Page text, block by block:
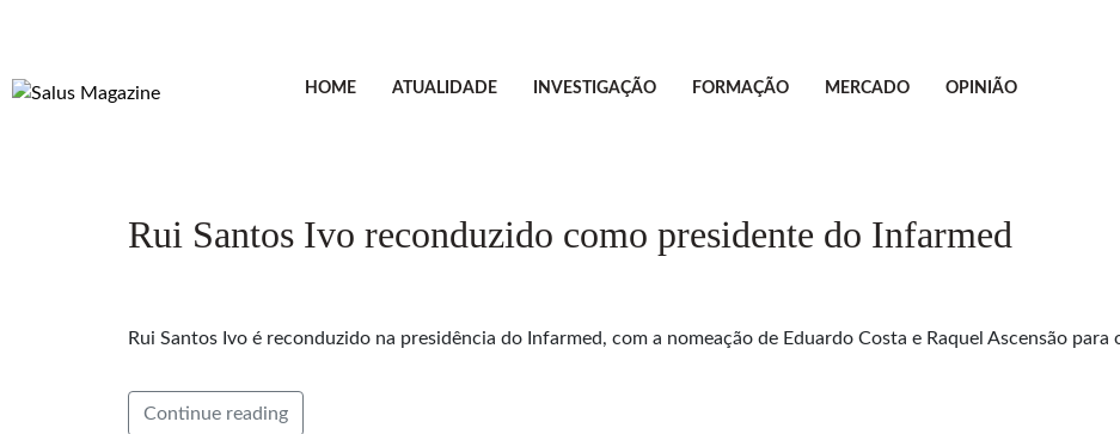
HOME ATUALIDADE INVESTIGAÇÃO FORMAÇÃO MERCADO OPINIÃO
Rui Santos Ivo reconduzido como presidente do Infarmed
Rui Santos Ivo é reconduzido na presidência do Infarmed, com a nomeação de Eduardo Costa e Raquel Ascensão
Continue reading